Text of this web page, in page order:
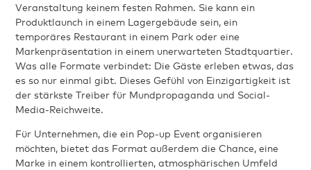
Veranstaltung keinem festen Rahmen. Sie kann ein
Produktlaunch in einem Lagergebäude sein, ein
temporäres Restaurant in einem Park oder eine
Markenpräsentation in einem unerwarteten Stadtquartier.
Was alle Formate verbindet: Die Gäste erleben etwas, das
es so nur einmal gibt. Dieses Gefühl von Einzigartigkeit ist
der stärkste Treiber für Mundpropaganda und Social-
Media-Reichweite.
Für Unternehmen, die ein Pop-up Event organisieren
möchten, bietet das Format außerdem die Chance, eine
Marke in einem kontrollierten, atmosphärischen Umfeld